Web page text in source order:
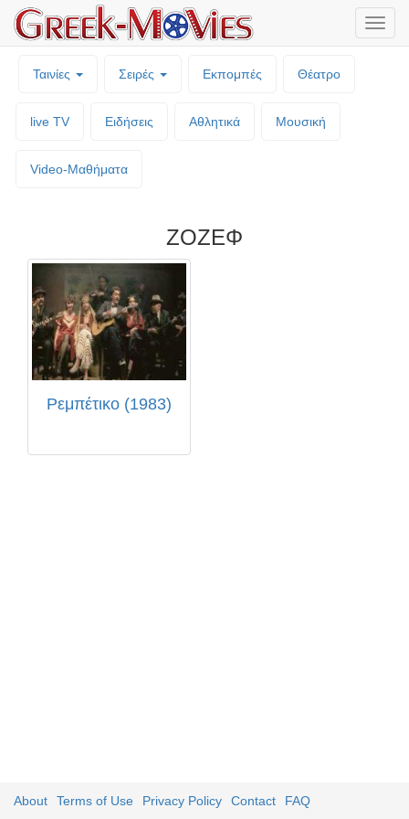
Ταινίες Σειρές Εκπομπές Θέατρο
live TV Ειδήσεις Αθλητικά Μουσική
Video-Mαθήματα
ΖΟΖΕΦ
Ρεμπέτικο (1983)
About Terms of Use Privacy Policy Contact FAQ